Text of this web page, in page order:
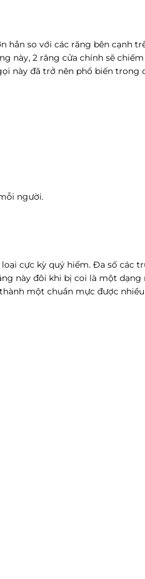
hẳn so với các răng bên cạnh
này, 2 răng cửa chính sẽ
này đã trở nên phổ biến
người.
cực kỳ quý hiếm. Đa số các
này đôi khi bị coi là một dạng
một chuẩn mực được